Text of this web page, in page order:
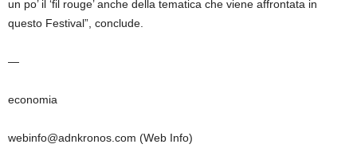
un po’ il ‘fil rouge’ anche della tematica che viene affrontata in
questo Festival”, conclude.
—
economia
webinfo@adnkronos.com (Web Info)